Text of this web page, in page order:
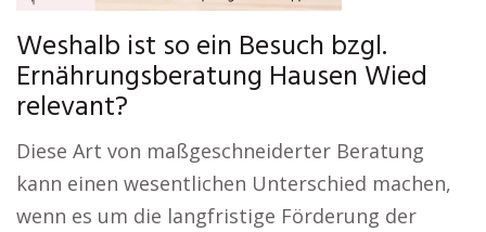
Weshalb ist so ein Besuch bzgl.
Ernährungsberatung Hausen Wied
relevant?
Diese Art von maßgeschneiderter Beratung
kann einen wesentlichen Unterschied machen,
wenn es um die langfristige Förderung der